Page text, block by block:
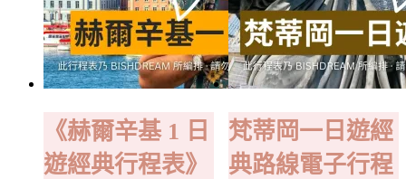
《赫爾辛基 1 日
遊經典行程表》
梵蒂岡一日遊經
典路線電子行程